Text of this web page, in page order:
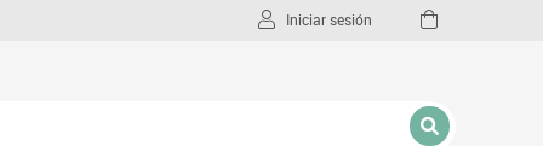
Iniciar sesión